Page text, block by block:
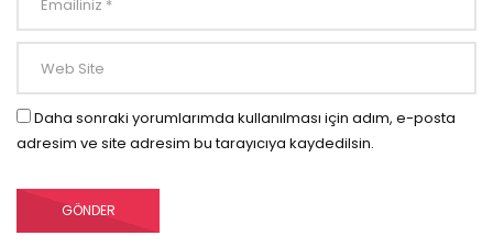
Daha sonraki yorumlarımda kullanılması için adım, e-posta
adresim ve site adresim bu tarayıcıya kaydedilsin.